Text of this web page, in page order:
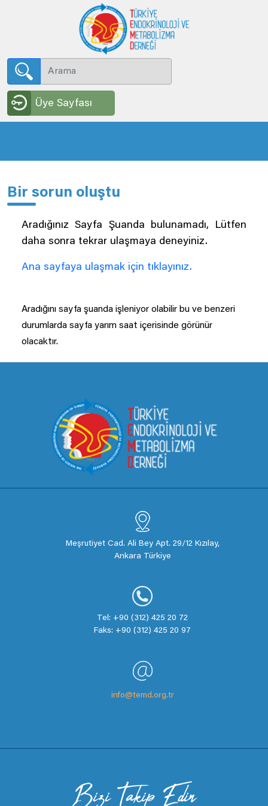
Üye Sayfası
Bir sorun oluştu
Aradığınız Sayfa Şuanda bulunamadı, Lütfen
daha sonra tekrar ulaşmaya deneyiniz.
Ana sayfaya ulaşmak için tıklayınız.
Aradığını sayfa şuanda işleniyor olabilir bu ve benzeri
durumlarda sayfa yarım saat içerisinde görünür
olacaktır.
Meşrutiyet Cad. Ali Bey Apt. 29/12 Kızılay,
Ankara Türkiye
Tel: +90 (312) 425 20 72
Faks: +90 (312) 425 20 97
info@temd.org.tr
Bizi Takip Edin